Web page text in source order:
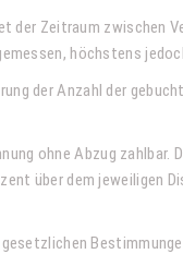
Zeitraum
höchstens
der Anzahl der
ohne Abzug
über dem jeweiligen